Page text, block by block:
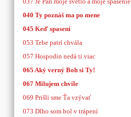
040 Ty poznáš ma po mene
045 Keď spasení
053 Tebe patrí chvála
057 Hospodin nedá ti viac
065 Aký verný Boh si Ty!
067 Milujem chvíle
069 Prišli sme Ťa vzývať
073 Dlho som bol v trápení